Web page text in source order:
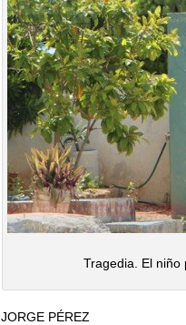
Tragedia. El niño
JORGE PÉREZ